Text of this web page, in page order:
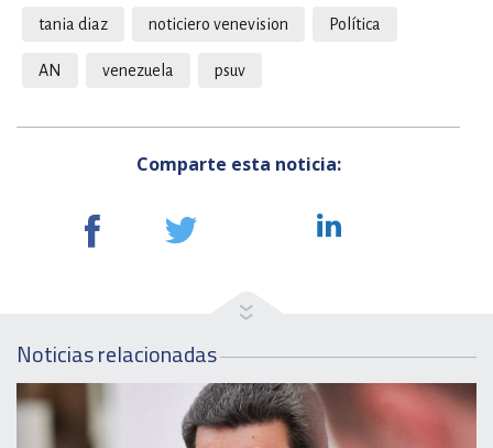
tania diaz noticiero venevision Política
AN venezuela psuv
Comparte esta noticia:
Noticias relacionadas